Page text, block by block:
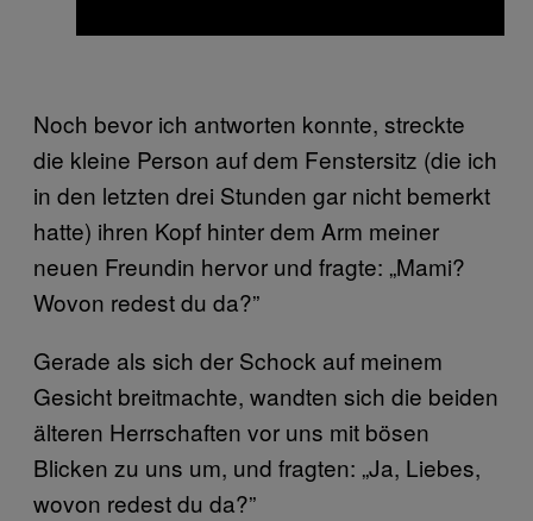
Noch bevor ich antworten konnte, streckte
die kleine Person auf dem Fenstersitz (die ich
in den letzten drei Stunden gar nicht bemerkt
hatte) ihren Kopf hinter dem Arm meiner
neuen Freundin hervor und fragte: „Mami?
Wovon redest du da?”
Gerade als sich der Schock auf meinem
Gesicht breitmachte, wandten sich die beiden
älteren Herrschaften vor uns mit bösen
Blicken zu uns um, und fragten: „Ja, Liebes,
wovon redest du da?”